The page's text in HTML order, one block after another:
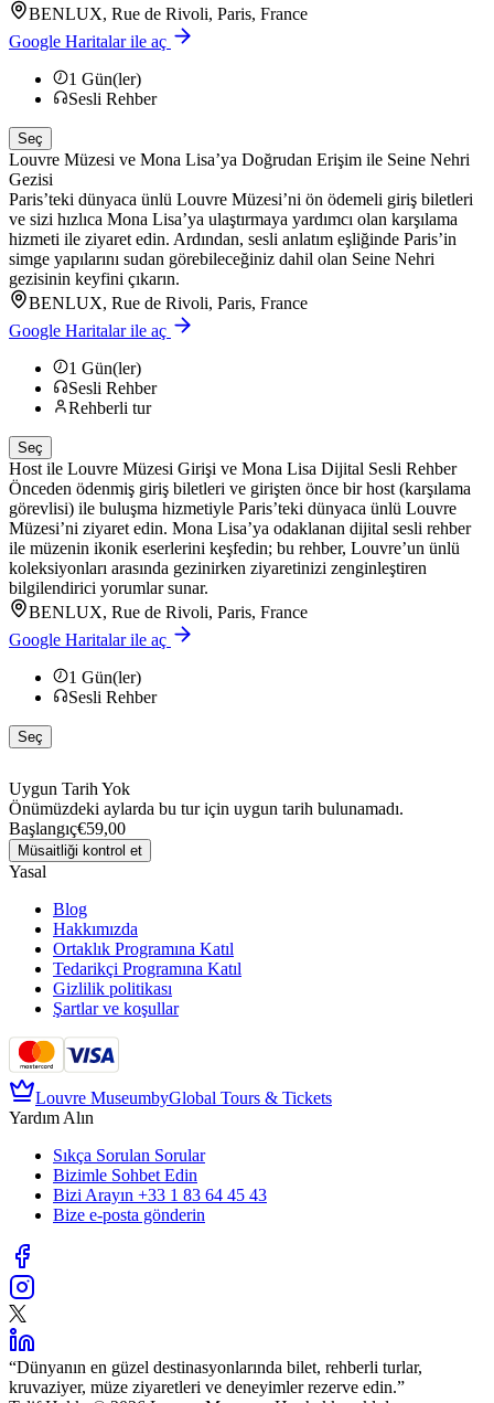
BENLUX, Rue de Rivoli, Paris, France
Google Haritalar ile aç
1 Gün(ler)
Sesli Rehber
Seç
Louvre Müzesi ve Mona Lisa’ya Doğrudan Erişim ile Seine Nehri
Gezisi
Paris’teki dünyaca ünlü Louvre Müzesi’ni ön ödemeli giriş biletleri
ve sizi hızlıca Mona Lisa’ya ulaştırmaya yardımcı olan karşılama
hizmeti ile ziyaret edin. Ardından, sesli anlatım eşliğinde Paris’in
simge yapılarını sudan görebileceğiniz dahil olan Seine Nehri
gezisinin keyfini çıkarın.
BENLUX, Rue de Rivoli, Paris, France
Google Haritalar ile aç
1 Gün(ler)
Sesli Rehber
Rehberli tur
Seç
Host ile Louvre Müzesi Girişi ve Mona Lisa Dijital Sesli Rehber
Önceden ödenmiş giriş biletleri ve girişten önce bir host (karşılama
görevlisi) ile buluşma hizmetiyle Paris’teki dünyaca ünlü Louvre
Müzesi’ni ziyaret edin. Mona Lisa’ya odaklanan dijital sesli rehber
ile müzenin ikonik eserlerini keşfedin; bu rehber, Louvre’un ünlü
koleksiyonları arasında gezinirken ziyaretinizi zenginleştiren
bilgilendirici yorumlar sunar.
BENLUX, Rue de Rivoli, Paris, France
Google Haritalar ile aç
1 Gün(ler)
Sesli Rehber
Seç
Uygun Tarih Yok
Önümüzdeki aylarda bu tur için uygun tarih bulunamadı.
Başlangıç€59,00
Müsaitliği kontrol et
Yasal
Blog
Hakkımızda
Ortaklık Programına Katıl
Tedarikçi Programına Katıl
Gizlilik politikası
Şartlar ve koşullar
Louvre MuseumbyGlobal Tours & Tickets
Yardım Alın
Sıkça Sorulan Sorular
Bizimle Sohbet Edin
Bizi Arayın +33 1 83 64 45 43
Bize e-posta gönderin
“Dünyanın en güzel destinasyonlarında bilet, rehberli turlar,
kruvaziyer, müze ziyaretleri ve deneyimler rezerve edin.”